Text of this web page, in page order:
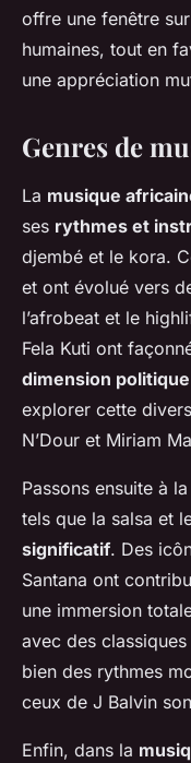
offre une fenêtre
humaines, tout en
une appréciation
Genres de
La musique
ses rythmes et
djembé et le kora.
et ont évolué vers
l’afrobeat et le
Fela Kuti ont
dimension
explorer cette
N’Dour et Miriam
Passons ensuite à la
tels que la salsa et
significatif. Des
Santana ont
une immersion
avec des
bien des rythmes
ceux de J Balvin
Enfin, dans la